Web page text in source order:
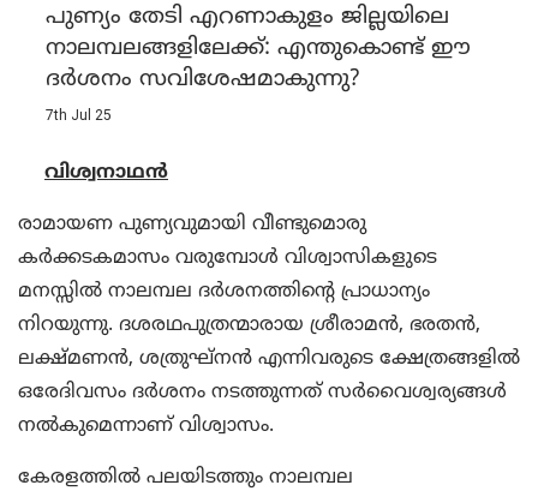
പുണ്യം തേടി എറണാകുളം ജില്ലയിലെ
നാലമ്പലങ്ങളിലേക്ക്: എന്തുകൊണ്ട് ഈ
ദര്‍ശനം സവിശേഷമാകുന്നു?
7th Jul 25
വിശ്വനാഥന്‍
രാമായണ പുണ്യവുമായി വീണ്ടുമൊരു
കര്‍ക്കടകമാസം വരുമ്പോള്‍ വിശ്വാസികളുടെ
മനസ്സില്‍ നാലമ്പല ദര്‍ശനത്തിന്റെ പ്രാധാന്യം
നിറയുന്നു. ദശരഥപുത്രന്മാരായ ശ്രീരാമന്‍, ഭരതന്‍,
ലക്ഷ്മണന്‍, ശത്രുഘ്‌നന്‍ എന്നിവരുടെ ക്ഷേത്രങ്ങളില്‍
ഒരേദിവസം ദര്‍ശനം നടത്തുന്നത് സര്‍വൈശ്വര്യങ്ങള്‍
നല്‍കുമെന്നാണ് വിശ്വാസം.
കേരളത്തില്‍ പലയിടത്തും നാലമ്പല